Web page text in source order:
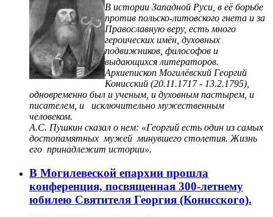
В истории Западной Руси, в её борьбе
против польско-литовского гнета и за
Православную веру, есть много
героических имён, духовных
подвижников, философов и
выдающихся литераторов.
Архиепископ Могилёвский Георгий
Конисский (20.11.1717 - 13.2.1795),
одновременно был и ученым, и духовным пастырем, и
писателем, и исключительно мужественным
человеком.
А.С. Пушкин сказал о нем: «Георгий есть один из самых
достопамятных мужей минувшего столетия. Жизнь
его принадлежит истории».
В Могилевеской епархии прошла
конференция, посвященная 300-летнему
юбилею Святителя Георгия (Конисского).